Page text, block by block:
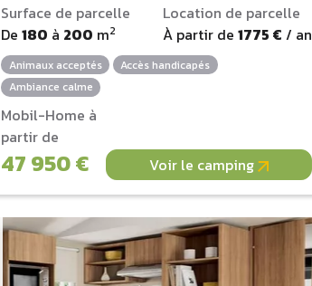
Surface de parcelle
De180 à 200 m2
Location de parcelle
À partir de 1775 € / an
Animaux acceptés
Accès handicapés
Ambiance calme
Mobil-Home à
partir de
47 950 € Voir le camping